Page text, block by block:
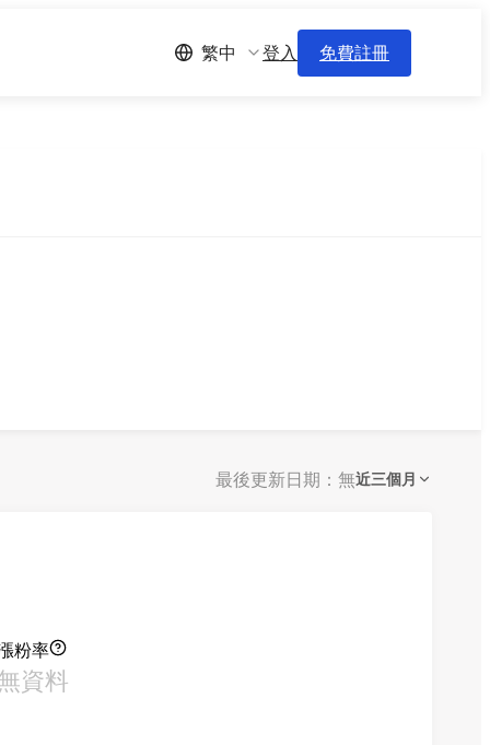
繁中 登入 免費註冊
最後更新日期：無近三個月
粉率
資料